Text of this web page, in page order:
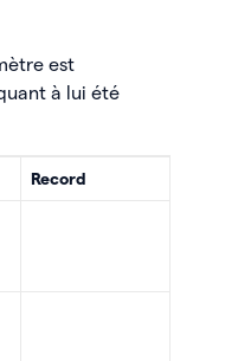
est
à lui été
Record